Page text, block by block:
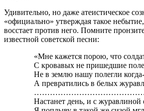
Удивительно, но даже атеистическое
«официально» утверждая такое
восстает против него. Помните
известной советской песни:
«Мне кажется порою, что
С кровавых не пришедшие
Не в землю нашу полегли
А превратились в белых
Настанет день, и с журавлиной